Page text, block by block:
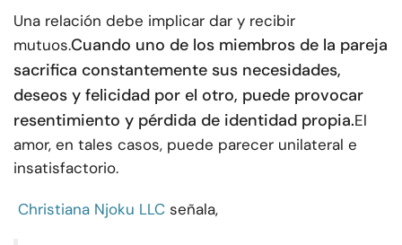
Una relación debe implicar dar y recibir
mutuos.Cuando uno de los miembros de la pareja
sacrifica constantemente sus necesidades,
deseos y felicidad por el otro, puede provocar
resentimiento y pérdida de identidad propia.El
amor, en tales casos, puede parecer unilateral e
insatisfactorio.
Christiana Njoku LLC señala,